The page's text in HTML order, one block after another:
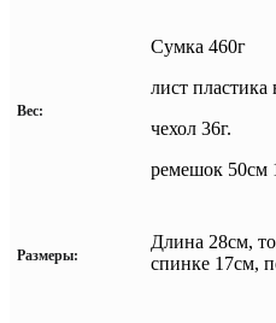
Вес:
Сумка 460г
лист пластика
чехол 36г.
ремешок 50см
Размеры:
Длина 28см,
спинке 17см,